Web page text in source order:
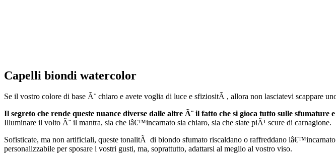
Capelli biondi watercolor
Se il vostro colore di base Ã¨ chiaro e avete voglia di luce e sfiziositÃ , allora non lasciatevi scappare
Il segreto che rende queste nuance diverse dalle altre Ã¨ il fatto che si gioca tutto sulle
Illuminare il volto Ã¨ il mantra, sia che lâ€™incarnato sia chiaro, sia che siate piÃ¹ scure di carnagione.
Sofisticate, ma non artificiali, queste tonalitÃ di biondo sfumato riscaldano o raffreddano
personalizzabile per sposare i vostri gusti, ma, soprattutto, adattarsi al meglio al vostro viso.